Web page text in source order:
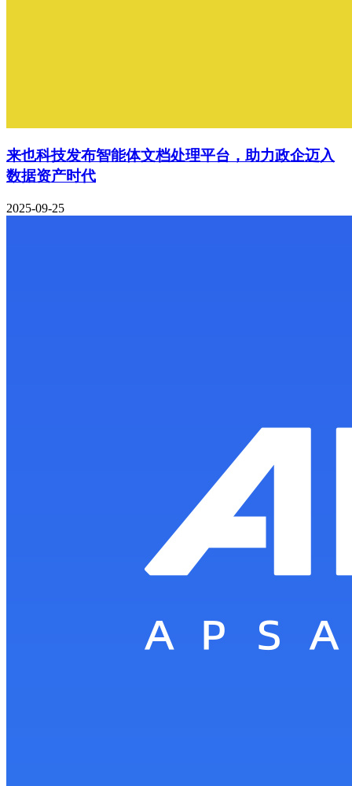
来也科技发布智能体文档处理平台，助力政企迈入
数据资产时代
2025-09-25